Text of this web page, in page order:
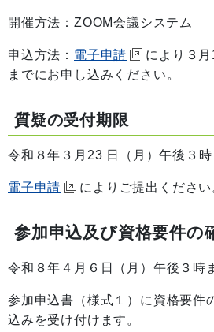
開催方法：ZOOM会議システム
申込方法： 電子申請
により３
までにお申し込みください。
質疑の受付期限
令和８年３月23 日（月）午後３時
電子申請 によりご提出ください
参加申込及び資格要件の
令和８年４月６日（月）午後３時
参加申込書（様式１）に資格要件
込みを受け付けます。